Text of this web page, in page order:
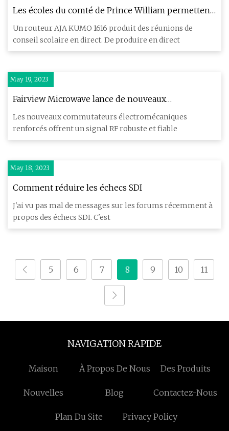
Les écoles du comté de Prince William permettent
la production vidéo automatisée : voici comment
Un routeur AJA KUMO 1616 produit des réunions de
conseil scolaire en direct. De produire en direct
May 19, 2023
Fairview Microwave lance de nouveaux
commutateurs de relais électromécaniques
renforcés
Les nouveaux commutateurs électromécaniques
renforcés offrent un signal RF robuste et fiable
May 18, 2023
Comment réduire les échecs SDI
J'ai vu pas mal de messages sur les forums récemment à
propos des échecs SDI. C'est
5 6 7 8 9 10 11
NAVIGATION RAPIDE
Maison À Propos De Nous Des Produits
Nouvelles Blog Contactez-Nous
Plan Du Site Privacy Policy